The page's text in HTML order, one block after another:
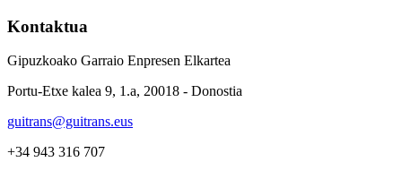
Kontaktua
Gipuzkoako Garraio Enpresen Elkartea
Portu-Etxe kalea 9, 1.a, 20018 - Donostia
guitrans@guitrans.eus
+34 943 316 707